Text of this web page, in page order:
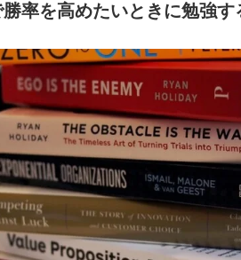
率を高めたいときに勉強